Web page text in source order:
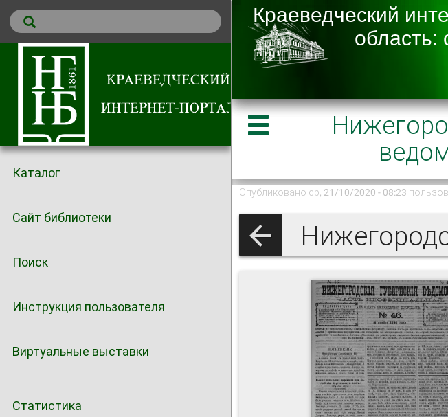
Каталог
Сайт библиотеки
Поиск
Инструкция пользователя
Виртуальные выставки
Статистика
Опубликовано ср, 21/10/2020 - 08:23